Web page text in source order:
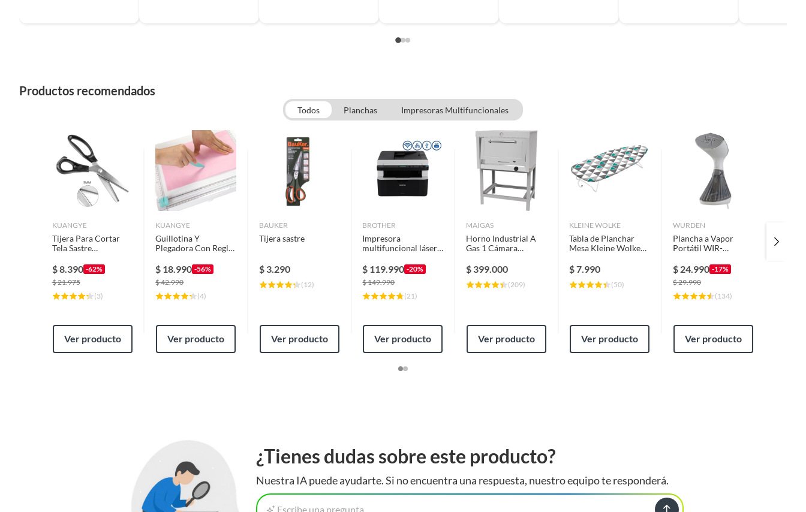
Productos recomendados
Todos Planchas Impresoras Multifuncionales
KUANGYE
Tijera Para Cortar
Tela Sastre
$8.390 -62%
$21.975
(3)
Ver producto
KUANGYE
Guillotina Y
Plegadora Con Regla
$ 18.990 -56%
$42.990
(4)
Ver producto
BAUKER
Tijera sastre
$ 3.290
( 12)
Ver producto
BROTHER
Impresora
multifuncional láser
DCP1617NW con
Wifi
$ 119.990 -20%
$149.990
(21)
Ver producto
MAIGAS
Horno Industrial A
Gas 1 Cámara
Panadería Y
Pastelería
$ 399.000
(209)
Ver producto
KLEINE WOLKE
Tabla de Planchar
Mesa Kleine Wolke
cm
$7.990
(50)
Ver producto
WURDEN
Plancha a Vapor
Portátil WIR-
$ 24.990 -17%
$29.990
( 134)
Ver producto
Tabla
básica
¿Tienes dudas sobre este producto?
Nuestra IA puede ayudarte. Si no encuentra una respuesta, nuestro equipo te responderá.
Escribe una pregunta